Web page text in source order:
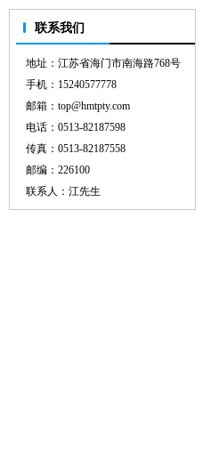
联系我们
地址：江苏省海门市南海路768号
手机：15240577778
邮箱：top@hmtpty.com
电话：0513-82187598
传真：0513-82187558
邮编：226100
联系人：江先生